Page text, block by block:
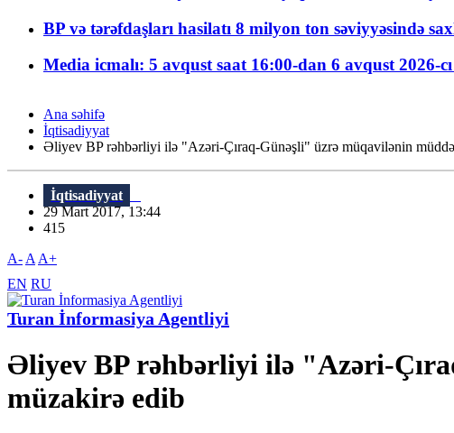
BP və tərəfdaşları hasilatı 8 milyon ton səviyyəsində
Media icmalı: 5 avqust saat 16:00-dan 6 avqust 2026-
Ana səhifə
İqtisadiyyat
Əliyev BP rəhbərliyi ilə "Azəri-Çıraq-Günəşli" üzrə müqavilənin
İqtisadiyyat
29 Mart 2017, 13:44
415
A- A A+
EN RU
Turan İnformasiya Agentliyi
Əliyev BP rəhbərliyi ilə "Azəri-
müzakirə edib